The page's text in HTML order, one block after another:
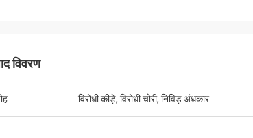
विवरण
विरोधी कीड़े, विरोधी चोरी, निविड़ अंधकार